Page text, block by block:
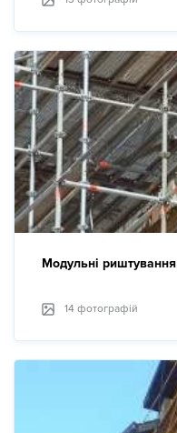
Модульні риштування
14 фотографій